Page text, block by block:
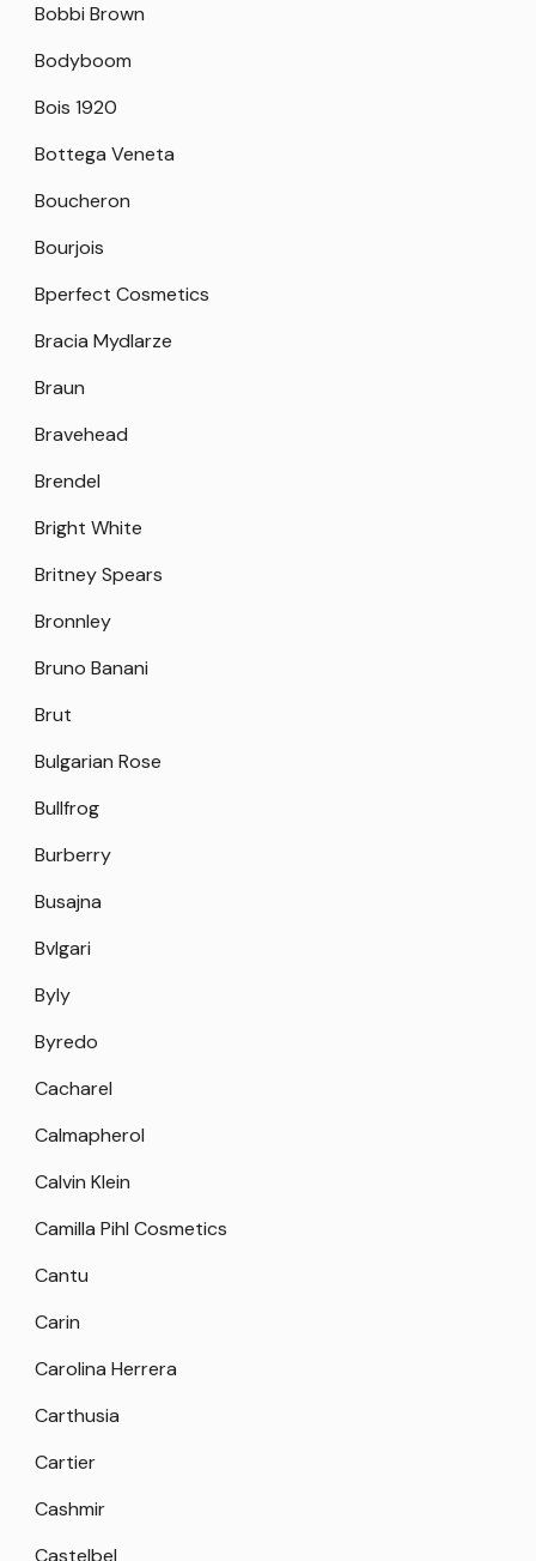
Bobbi Brown
Bodyboom
Bois 1920
Bottega Veneta
Boucheron
Bourjois
Bperfect Cosmetics
Bracia Mydlarze
Braun
Bravehead
Brendel
Bright White
Britney Spears
Bronnley
Bruno Banani
Brut
Bulgarian Rose
Bullfrog
Burberry
Busajna
Bvlgari
Byly
Byredo
Cacharel
Calmapherol
Calvin Klein
Camilla Pihl Cosmetics
Cantu
Carin
Carolina Herrera
Carthusia
Cartier
Cashmir
Castelbel